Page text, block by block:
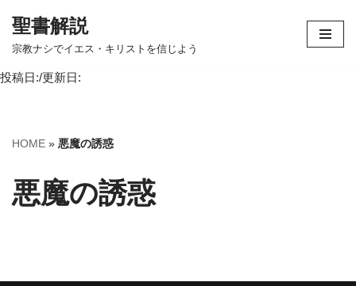
コ
テ
へ
ッ
聖書解説
宗教ナシでイエス・キリストを信じよう
投稿日:/更新日:
HOME » 悪魔の誘惑
悪魔の誘惑